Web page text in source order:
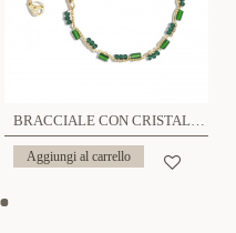
BRACCIALE CON CRISTALLO - NK2272D191
Aggiungi al carrello